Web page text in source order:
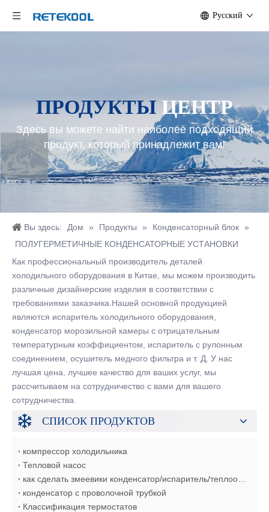
Pусский
ПРОДУКТЫ ЦЕНТР
Здесь вы можете найти наиболее подходящий
продукт, который принадлежит вам!
Вы здесь: Дом » Продукты » Конденсаторный блок »
ПОЛУГЕРМЕТИЧНЫЕ КОНДЕНСАТОРНЫЕ УСТАНОВКИ
Как профессиональный производитель деталей
холодильного оборудования в Китае, мы можем производить
различные дизайнерские изделия в соответствии с
требованиями заказчика.Нашей основной продукцией
являются испаритель холодильного оборудования,
конденсатор морозильной камеры с отрицательным
температурным коэффициентом, испаритель с рулонным
соединением, осушитель медного фильтра и т. Д. У нас
лучшая цена, лучшее качество для ваших услуг, мы
рассчитываем на сотрудничество с вами для вашего
сотрудничества.
СПИСОК ПРОДУКТОВ
компрессор холодильника
Тепловой насос
конденсатор с проволочной трубкой
Классификация термостатов